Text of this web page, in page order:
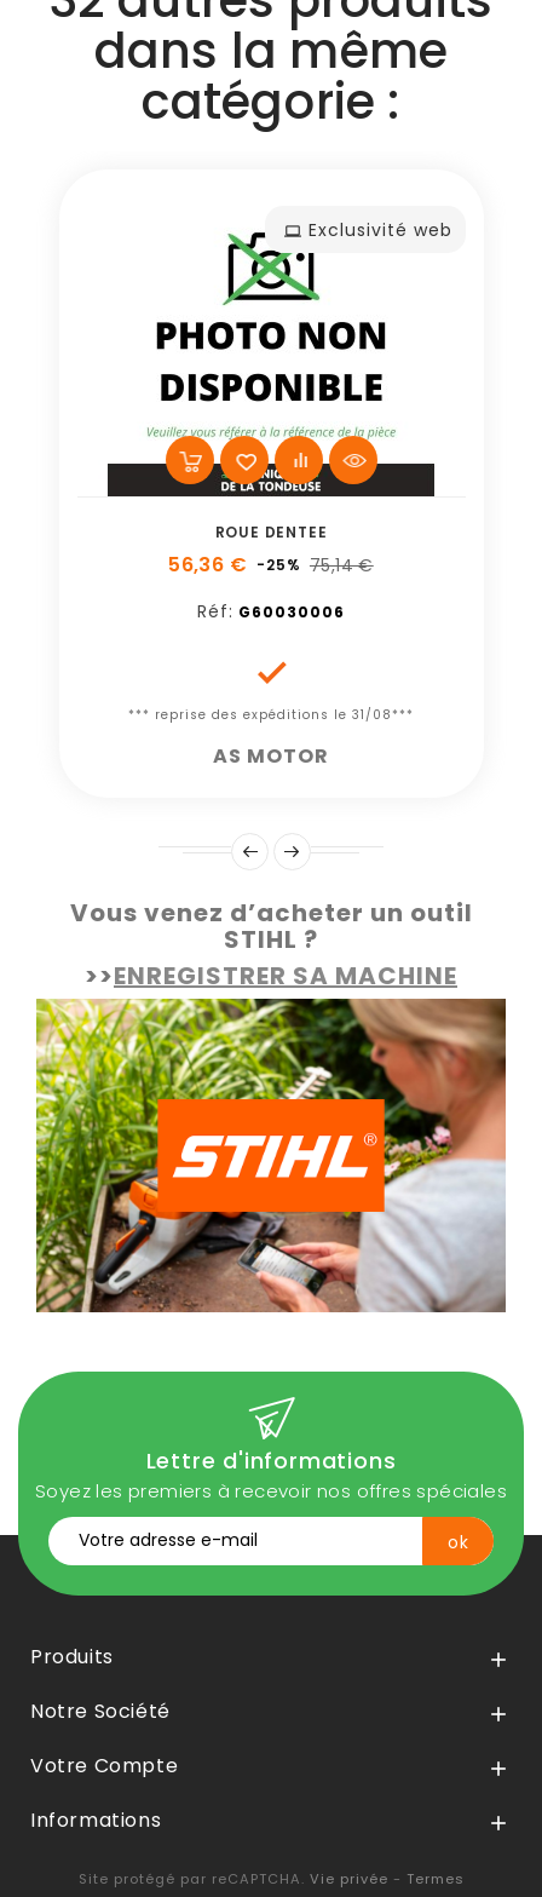
dans la même
catégorie :
Exclusivité web
ROUE DENTEE
56,36 € -25% 75,14 €
Réf: G60030006

*** reprise des expéditions le 31/08***
AS MOTOR
Vous venez d’acheter un outil
STIHL ?
>>ENREGISTRER SA MACHINE
Lettre d'informations
Soyez les premiers à recevoir nos offres spéciales
Produits 
Notre Société 
Votre Compte 
Informations 
Site protégé par reCAPTCHA. Vie privée - Termes